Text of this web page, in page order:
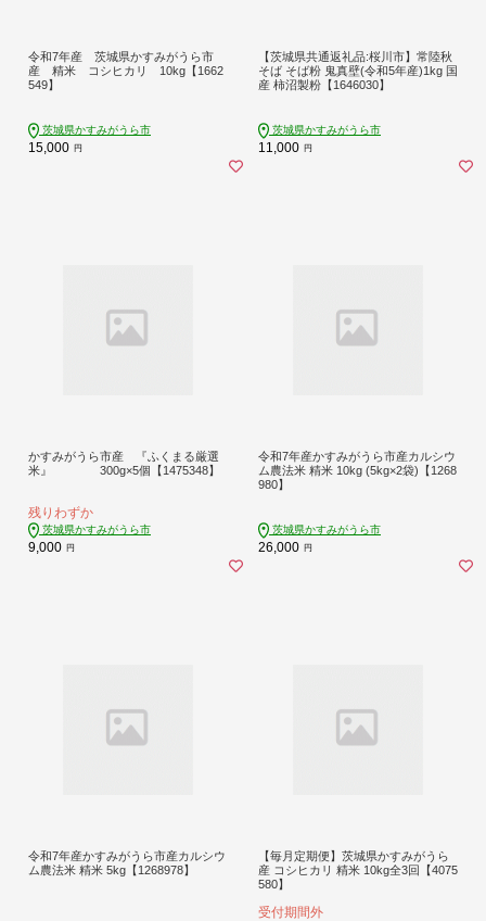
令和7年産 茨城県かすみがうら市
産 精米 コシヒカリ 10kg【1662
549】
茨城県かすみがうら市
15,000 円
【茨城県共通返礼品:桜川市】常陸秋
そば そば粉 鬼真壁(令和5年産)1kg 国
産 柿沼製粉【1646030】
茨城県かすみがうら市
11,000 円
かすみがうら市産 『ふくまる厳選
米』 300g×5個【1475348】
残りわずか
茨城県かすみがうら市
9,000 円
令和7年産かすみがうら市産カルシウ
ム農法米 精米 10kg (5kg×2袋)【1268
980】
茨城県かすみがうら市
26,000 円
令和7年産かすみがうら市産カルシウ
ム農法米 精米 5kg【1268978】
【毎月定期便】茨城県かすみがうら
産 コシヒカリ 精米 10kg全3回【4075
580】
受付期間外